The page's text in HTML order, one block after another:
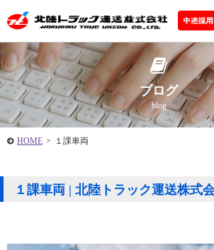
ブログ
blog
HOME > １課車両
１課車両 | 北陸トラック運送株式